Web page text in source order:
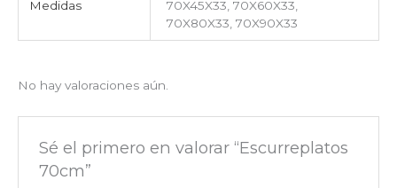
Medidas
70X45X33, 70X60X33,
70X80X33, 70X90X33
No hay valoraciones aún.
Sé el primero en valorar “Escurreplatos
70cm”